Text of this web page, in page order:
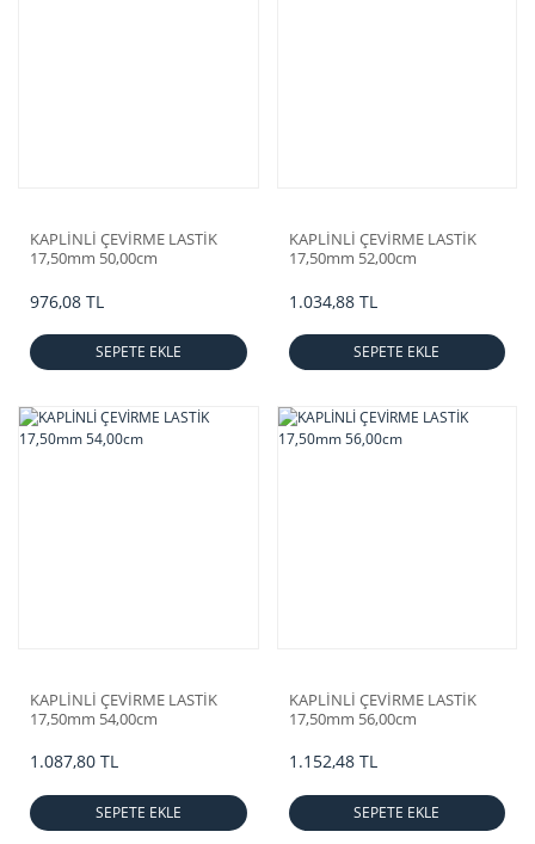
KAPLİNLİ ÇEVİRME LASTİK
17,50mm 50,00cm
976,08 TL
SEPETE EKLE
KAPLİNLİ ÇEVİRME LASTİK
17,50mm 52,00cm
1.034,88 TL
SEPETE EKLE
KAPLİNLİ ÇEVİRME LASTİK
17,50mm 54,00cm
1.087,80 TL
SEPETE EKLE
KAPLİNLİ ÇEVİRME LASTİK
17,50mm 56,00cm
1.152,48 TL
SEPETE EKLE